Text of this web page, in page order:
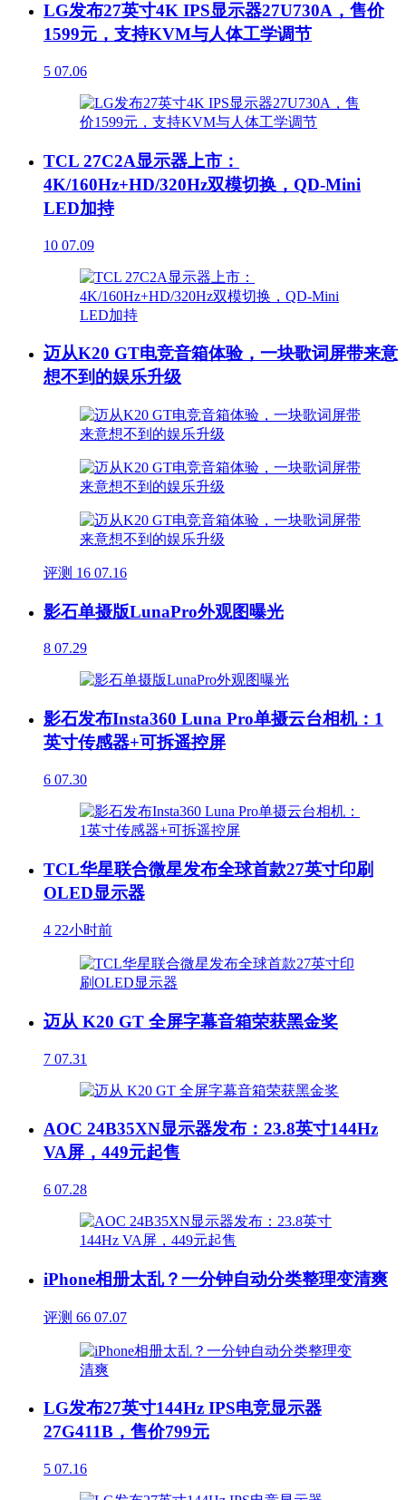
LG发布27英寸4K IPS显示器27U730A，售价
1599元，支持KVM与人体工学调节
5 07.06
TCL 27C2A显示器上市：
4K/160Hz+HD/320Hz双模切换，QD-Mini
LED加持
10 07.09
迈从K20 GT电竞音箱体验，一块歌词屏带来意
想不到的娱乐升级
评测 16 07.16
影石单摄版LunaPro外观图曝光
8 07.29
影石发布Insta360 Luna Pro单摄云台相机：1
英寸传感器+可拆遥控屏
6 07.30
TCL华星联合微星发布全球首款27英寸印刷
OLED显示器
4 22小时前
迈从 K20 GT 全屏字幕音箱荣获黑金奖
7 07.31
AOC 24B35XN显示器发布：23.8英寸144Hz
VA屏，449元起售
6 07.28
iPhone相册太乱？一分钟自动分类整理变清爽
评测 66 07.07
LG发布27英寸144Hz IPS电竞显示器
27G411B，售价799元
5 07.16